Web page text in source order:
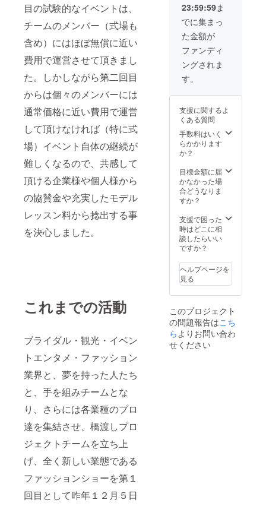
目の試験的なイベントは、
チームのメンバー（式場も
含め）にはほぼ無償に近い
費用で運営させて頂きまし
た。しかしながら第二回目
からは個々のメンバーには
通常価格に近い費用で運営
して頂けなければ（特に式
場）イベント自体の継続が
難しくなるので、共感して
頂ける企業様や個人様から
の協賛金や充実したモデル
レッスン料から捻出する事
を決心しました。
これまでの活動
ブライダル・観光・イベン
トエンタメ・ファッション
業界と、夢を持った人たち
と、手を組みチームとな
り、さらには各業種のプロ
達を集結させ、橋渡しプロ
ジェクトチームを立ち上
げ、全く新しい業態である
ファッションショーを第１
回目として昨年１２月５日
ウォーキング」
ヒールでの正し
い姿勢と体幹作
り→ヒールで
真っ直ぐ歩く→
中間チェック ④
回目「ランウェ
イでアピールす
る方法」ターン
の仕方→ポージ
ング→個人指導
⑤回目「ウォー
キング姿の自分
は別人になれ
る！」動線レッ
スンとオーラの
ドバイス→前日
レッスンまでの
課題 ★充実サ
ポート： ・各回
後、アーカイブ
動画を差し上げ
ますので復習で
きます ・グルー
問できる ・リア
ルレッスン（広
島市中区）も同
時開催なのでリ
アルレッスンも
参加可能！ ・個
別コンサル（受
講中３回まで）
でサポート！
【前日リハーサ
23:59:59ま
でに集まっ
た金額が
ファンディ
ングされま
す。
支援に関するよ
くある質問
手数料はいく
らかかります
か？
目標金額に届
かなかった場
合どうなりま
すか？
支援で困った
時はどこに相
談したらいい
ですか？
ヘルプページを
見る
このプロジェクト
の問題報告はこち
らよりお問い合わ
せください